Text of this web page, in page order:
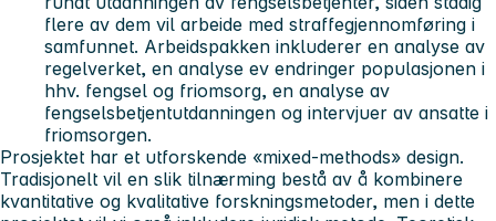
flere av dem vil arbeide med straffegjennomføring i
samfunnet. Arbeidspakken inkluderer en analyse av
regelverket, en analyse ev endringer populasjonen i
hhv. fengsel og friomsorg, en analyse av
fengselsbetjentutdanningen og intervjuer av ansatte i
friomsorgen.
Prosjektet har et utforskende «mixed-methods» design.
Tradisjonelt vil en slik tilnærming bestå av å kombinere
kvantitative og kvalitative forskningsmetoder, men i dette